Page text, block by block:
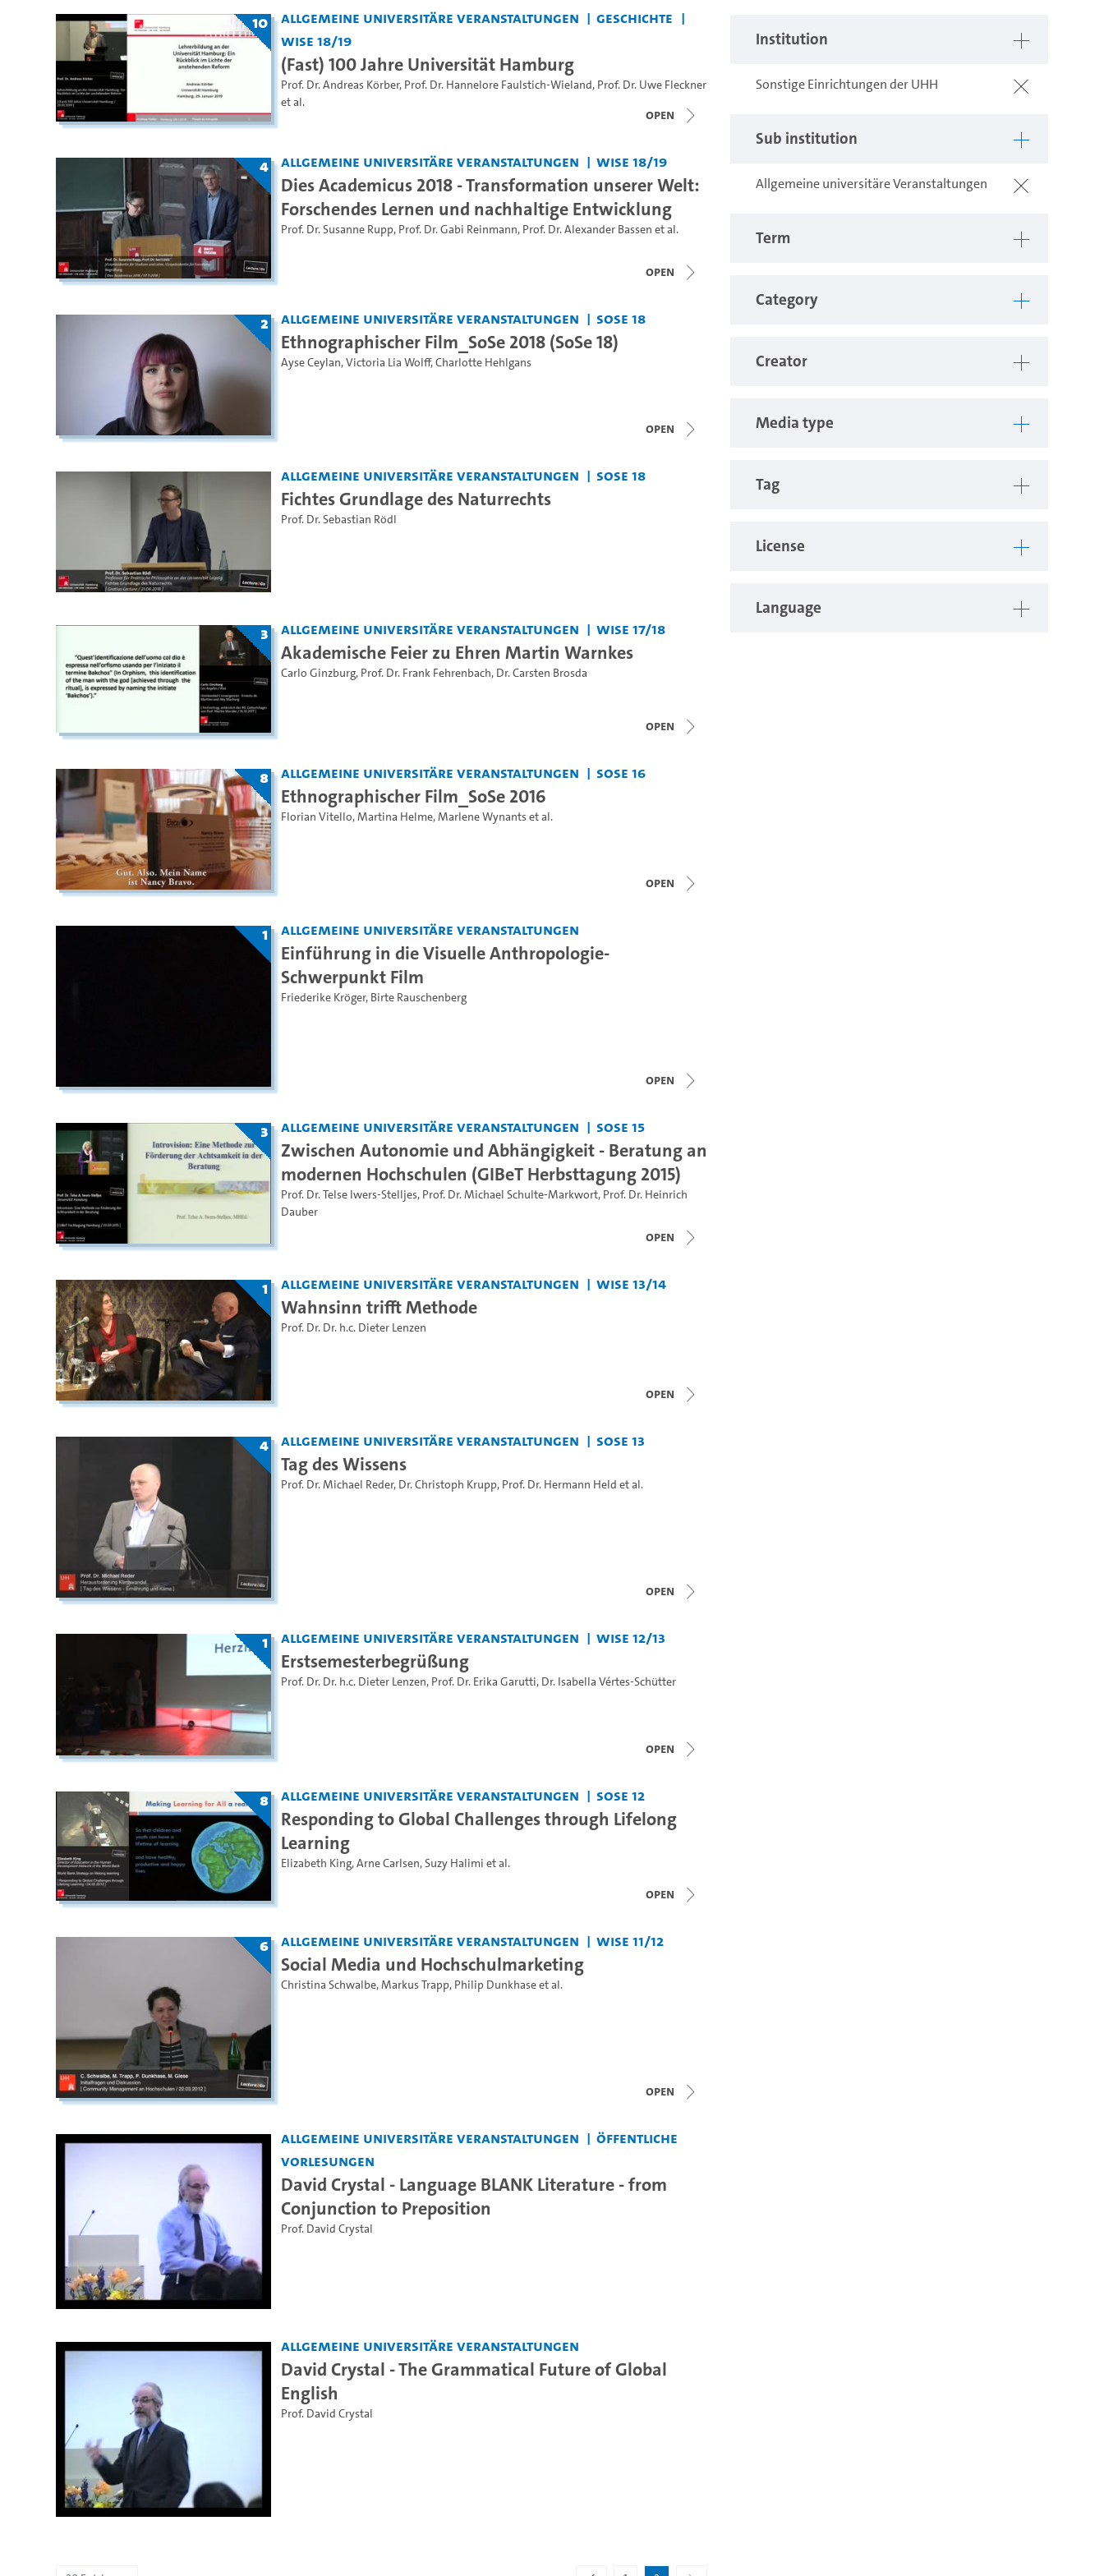
Institution
Sonstige Einrichtungen der UHH
Sub institution
Allgemeine universitäre Veranstaltungen
Term
Category
Creator
Media type
Tag
License
Language
10 Allgemeine universitäre Veranstaltungen
Geschichte
WiSe 18/19
(Fast) 100 Jahre Universität Hamburg
Prof. Dr. Andreas Körber, Prof. Dr. Hannelore Faulstich-Wieland, Prof. Dr. Uwe Fleckner
et al.
open
4 Allgemeine universitäre Veranstaltungen WiSe 18/19
Dies Academicus 2018 - Transformation unserer Welt:
Forschendes Lernen und nachhaltige Entwicklung
Prof. Dr. Susanne Rupp, Prof. Dr. Gabi Reinmann, Prof. Dr. Alexander Bassen et al.
open
2 Allgemeine universitäre Veranstaltungen SoSe 18
Ethnographischer Film_SoSe 2018 (SoSe 18)
Ayse Ceylan,Victoria Lia Wolff,Charlotte Hehlgans
open
Allgemeine universitäre Veranstaltungen SoSe 18
Fichtes Grundlage des Naturrechts
Prof. Dr. Sebastian Rödl
3 Allgemeine universitäre Veranstaltungen WiSe 17/18
Akademische Feier zu Ehren Martin Warnkes
Carlo Ginzburg, Prof. Dr. Frank Fehrenbach, Dr. Carsten Brosda
open
8 Allgemeine universitäre Veranstaltungen SoSe 16
Ethnographischer Film_SoSe 2016
Florian Vitello,Martina Helme,Marlene Wynantset al.
open
1 Allgemeine universitäre Veranstaltungen
Einführung in die Visuelle Anthropologie-
Schwerpunkt Film
Friederike Kröger, Birte Rauschenberg
open
3 Allgemeine universitäre Veranstaltungen SoSe 15
Zwischen Autonomie und Abhängigkeit - Beratung an
modernen Hochschulen (GIBeT Herbsttagung 2015)
Prof. Dr. Telse Iwers-Stelljes, Prof. Dr. Michael Schulte-Markwort, Prof. Dr. Heinrich
Dauber
open
1 Allgemeine universitäre Veranstaltungen WiSe 13/14
Wahnsinn trifft Methode
Prof. Dr. Dr. h.c. Dieter Lenzen
open
4 Allgemeine universitäre Veranstaltungen SoSe 13
Tag des Wissens
Prof. Dr. Michael Reder, Dr. Christoph Krupp, Prof. Dr. Hermann Held et al.
open
1 Allgemeine universitäre Veranstaltungen WiSe 12/13
Erstsemesterbegrüßung
Prof. Dr. Dr. h.c. Dieter Lenzen, Prof. Dr. Erika Garutti, Dr. Isabella Vértes-Schütter
open
8 Allgemeine universitäre Veranstaltungen SoSe 12
Responding to Global Challenges through Lifelong
Learning
Elizabeth King,Arne Carlsen,Suzy Halimi et al.
open
6 Allgemeine universitäre Veranstaltungen WiSe 11/12
Social Media und Hochschulmarketing
Christina Schwalbe,Markus Trapp, Philip Dunkhaseet al.
open
Allgemeine universitäre Veranstaltungen
Öffentliche
Vorlesungen
David Crystal - Language BLANK Literature - from
Conjunction to Preposition
Prof. David Crystal
Allgemeine universitäre Veranstaltungen
David Crystal - The Grammatical Future of Global
English
Prof. David Crystal